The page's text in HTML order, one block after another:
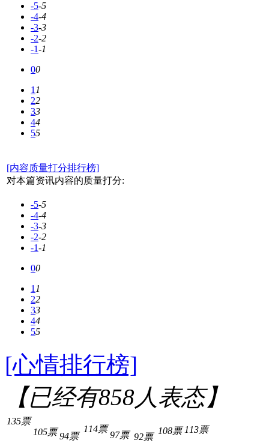
-5-5
-4-4
-3-3
-2-2
-1-1
00
11
22
33
44
55
[内容质量打分排行榜]
对本篇资讯内容的质量打分:
-5-5
-4-4
-3-3
-2-2
-1-1
00
11
22
33
44
55
[心情排行榜]
【已经有858人表态】
135票
105票 94票
114票
97票 92票
108票 113票